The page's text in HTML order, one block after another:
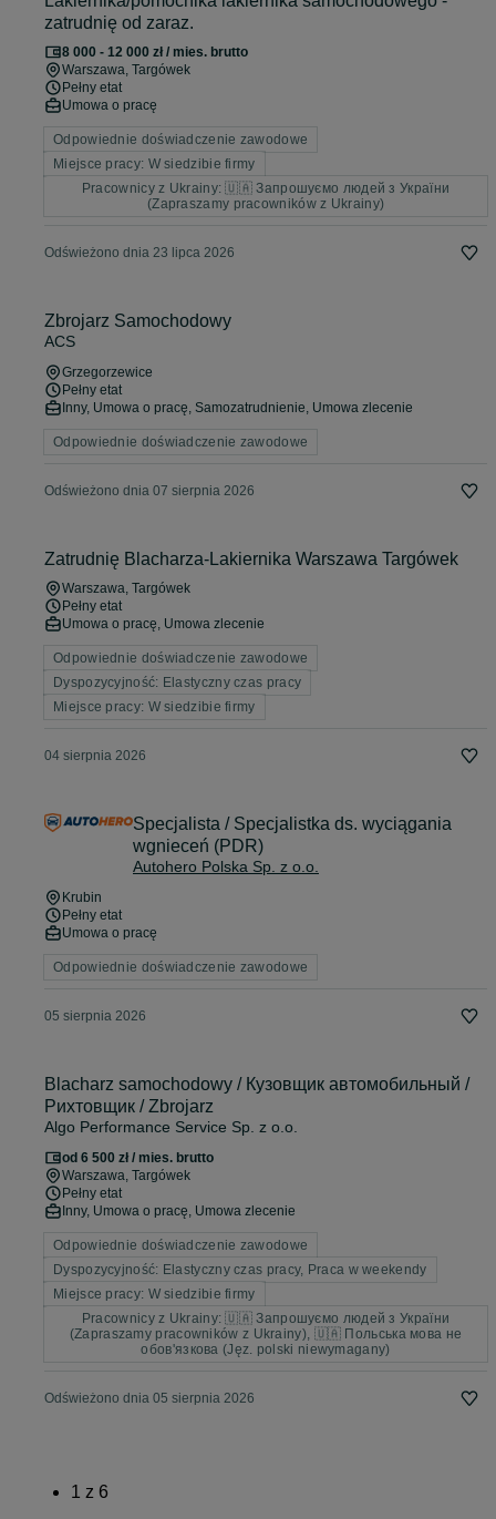
zatrudnię od zaraz.
8 000 - 12 000 zł / mies. brutto
Warszawa, Targówek
Pełny etat
Umowa o pracę
Odpowiednie doświadczenie zawodowe
Miejsce pracy: W siedzibie firmy
Pracownicy z Ukrainy: 🇺🇦 Запрошуємо людей з України
(Zapraszamy pracowników z Ukrainy)
Odświeżono dnia 23 lipca 2026
Zbrojarz Samochodowy
ACS
Grzegorzewice
Pełny etat
Inny, Umowa o pracę, Samozatrudnienie, Umowa zlecenie
Odpowiednie doświadczenie zawodowe
Odświeżono dnia 07 sierpnia 2026
Zatrudnię Blacharza-Lakiernika Warszawa Targówek
Warszawa, Targówek
Pełny etat
Umowa o pracę, Umowa zlecenie
Odpowiednie doświadczenie zawodowe
Dyspozycyjność: Elastyczny czas pracy
Miejsce pracy: W siedzibie firmy
04 sierpnia 2026
Specjalista / Specjalistka ds. wyciągania
wgnieceń (PDR)
Autohero Polska Sp. z o.o.
Krubin
Pełny etat
Umowa o pracę
Odpowiednie doświadczenie zawodowe
05 sierpnia 2026
Blacharz samochodowy / Кузовщик автомобильный /
Рихтовщик / Zbrojarz
Algo Performance Service Sp. z o.o.
od 6 500 zł / mies. brutto
Warszawa, Targówek
Pełny etat
Inny, Umowa o pracę, Umowa zlecenie
Odpowiednie doświadczenie zawodowe
Dyspozycyjność: Elastyczny czas pracy, Praca w weekendy
Miejsce pracy: W siedzibie firmy
Pracownicy z Ukrainy: 🇺🇦 Запрошуємо людей з України
(Zapraszamy pracowników z Ukrainy), 🇺🇦 Польська мова не
обов'язкова (Jęz. polski niewymagany)
Odświeżono dnia 05 sierpnia 2026
1 z 6